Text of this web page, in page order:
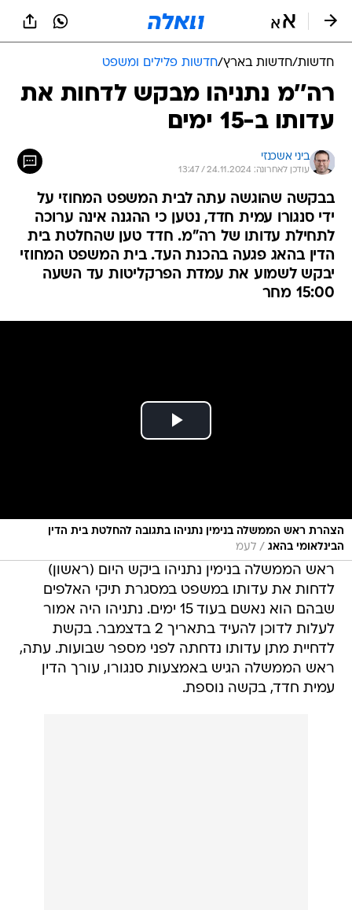
חדשות/חדשות בארץ/חדשות פלילים ומשפט
רה''מ נתניהו מבקש לדחות את
עדותו ב-15 ימים
ביני אשכנזי
עודכן לאחרונה: 24.11.2024 / 13:47
בבקשה שהוגשה עתה לבית המשפט המחוזי על
ידי סנגורו עמית חדד, נטען כי ההגנה אינה ערוכה
לתחילת עדותו של רה"מ. חדד טען שהחלטת בית
הדין בהאג פגעה בהכנת העד. בית המשפט המחוזי
יבקש לשמוע את עמדת הפרקליטות עד השעה
15:00 מחר
הצהרת ראש הממשלה בנימין נתניהו בתגובה להחלטת בית הדין
הבינלאומי בהאג / לעמ
ראש הממשלה בנימין נתניהו ביקש היום (ראשון)
לדחות את עדותו במשפט במסגרת תיקי האלפים
שבהם הוא נאשם בעוד 15 ימים. נתניהו היה אמור
לעלות לדוכן להעיד בתאריך 2 בדצמבר. בקשת
לדחיית מתן עדותו נדחתה לפני מספר שבועות. עתה,
ראש הממשלה הגיש באמצעות סנגורו, עורך הדין
עמית חדד, בקשה נוספת.